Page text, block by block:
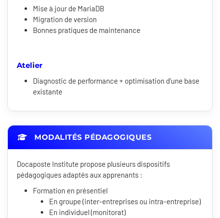
Mise à jour de MariaDB
Migration de version
Bonnes pratiques de maintenance
Atelier
Diagnostic de performance + optimisation d'une base
existante
MODALITÉS PÉDAGOGIQUES
Docaposte Institute propose plusieurs dispositifs
pédagogiques adaptés aux apprenants :
Formation en présentiel
En groupe (inter-entreprises ou intra-entreprise)
En individuel (monitorat)